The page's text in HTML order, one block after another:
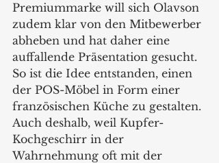
Premiummarke will sich Olavson
zudem klar von den Mitbewerber
abheben und hat daher eine
auffallende Präsentation gesucht.
So ist die Idee entstanden, einen
der POS-Möbel in Form einer
französischen Küche zu gestalten.
Auch deshalb, weil Kupfer-
Kochgeschirr in der
Wahrnehmung oft mit der